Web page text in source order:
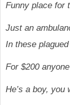
Funny place for
Just an
In these
For $200
He’s a boy,